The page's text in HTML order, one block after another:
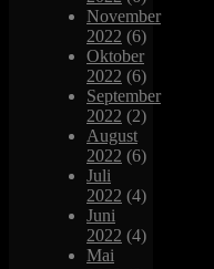
November
2022 (6)
Oktober
2022 (6)
September
2022 (2)
August
2022 (6)
Juli
2022 (4)
Juni
2022 (4)
Mai